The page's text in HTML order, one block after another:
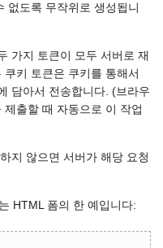
없도록 무작위로 생성됩니
가지 토큰이 모두 서버로 재
키 토큰은 쿠키를 통해서
담아서 전송합니다. (브라우
출할 때 자동으로 이 작업
지 않으면 서버가 해당 요청
HTML 폼의 한 예입니다: